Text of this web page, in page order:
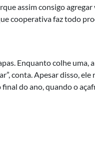
assim consigo
cooperativa faz todo
Enquanto colhe
conta. Apesar disso,
do ano, quando o